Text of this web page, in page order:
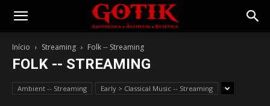
Gotik
Início Streaming Folk -- Streaming
FOLK -- STREAMING
Ambient -- Streaming Early > Classical Music -- Streaming